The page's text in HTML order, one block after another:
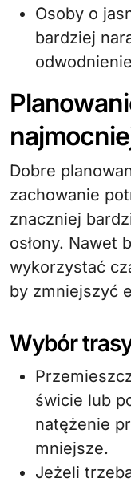
Osoby o
bardziej
Dobre
zachowanie
znaczniej
osłony. Nawet
wykorzystać
by zmniejszyć
Wybór
świcie lub
natężenie
mniejsze.
Jeżeli